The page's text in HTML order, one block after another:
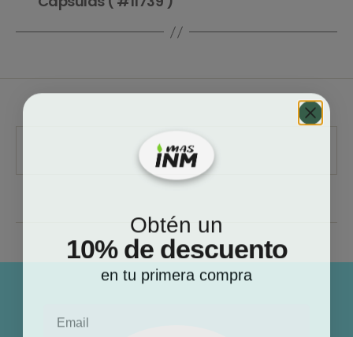
Obtén un
10% de descuento
en tu primera compra